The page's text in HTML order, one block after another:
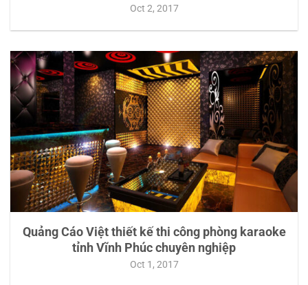
Oct 2, 2017
Quảng Cáo Việt thiết kế thi công phòng karaoke
tỉnh Vĩnh Phúc chuyên nghiệp
Oct 1, 2017